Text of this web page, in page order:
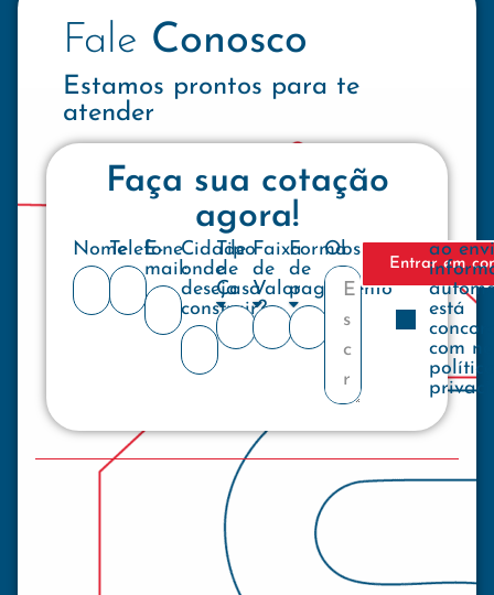
Fale Conosco
Estamos prontos para te
atender
Faça sua cotação
agora!
NomeTelefone
E-
mail:
Cidade
onde
deseja
construir?
Tipo
de
Casa
Faixa
de
Valor
Forma
de
pagamento
Observações
Entrar em
ao
está
com